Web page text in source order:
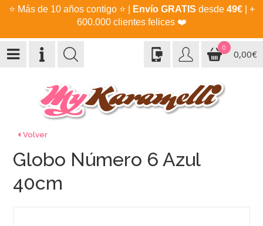
⭐ Más de 10 años contigo ⭐ Envío GRATIS desde 49€| +
600.000 clientes felices ❤️
0
0,00€
Volver
Globo Número 6 Azul
40cm